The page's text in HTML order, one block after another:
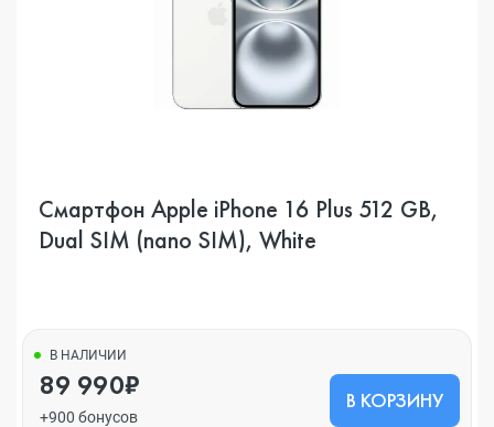
Смартфон Apple iPhone 16 Plus 512 GB,
Dual SIM (nano SIM), White
В НАЛИЧИИ
89 990₽
+900 бонусов
В КОРЗИНУ